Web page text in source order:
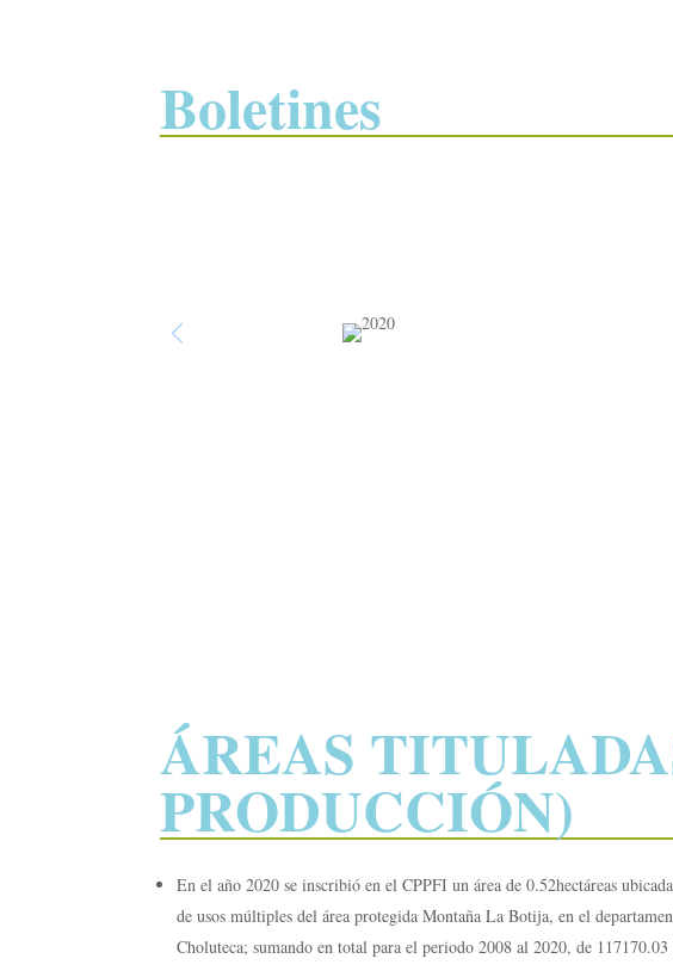
Boletines
ÁREAS
PRODUCCIÓN)
En el año 2020 se inscribió en el CPPFI un área de 0.52hectáreas
de usos múltiples del área protegida Montaña La Botija, en el
Choluteca; sumando en total para el periodo 2008 al 2020, de 117170.03